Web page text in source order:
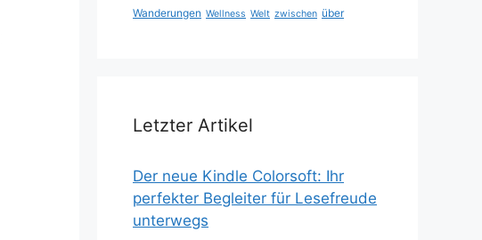
Wanderungen Wellness Welt zwischen über
Letzter Artikel
Der neue Kindle Colorsoft: Ihr
perfekter Begleiter für Lesefreude
unterwegs